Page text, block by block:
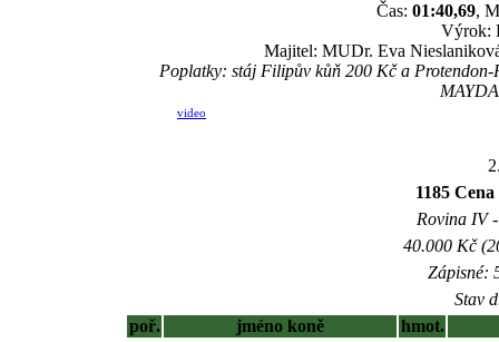
Čas: 01:40,69,
Výrok:
Majitel: MUDr. Eva
Poplatky: stáj Filipův kůň 200 Kč a
video
1185
Rovina IV
40.000 Kč
Zápisné:
Stav
poř.
jméno koně
hmot.